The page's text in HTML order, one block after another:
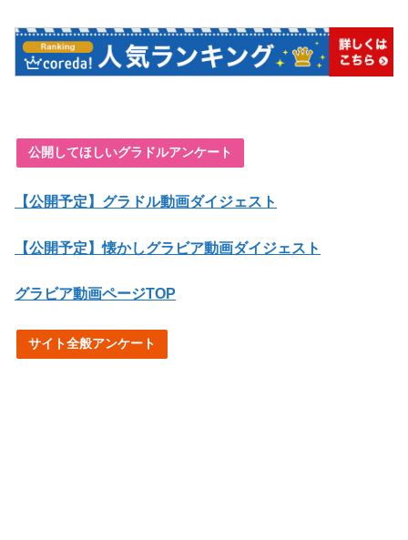
公開してほしいグラドルアンケート
【公開予定】グラドル動画ダイジェスト
【公開予定】懐かしグラビア動画ダイジェスト
グラビア動画ページTOP
サイト全般アンケート